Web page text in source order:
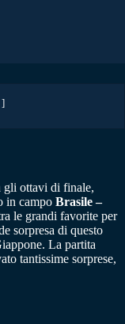
gli ottavi di finale,
in campo Brasile –
le grandi favorite per
sorpresa di questo
La partita
tantissime sorprese,